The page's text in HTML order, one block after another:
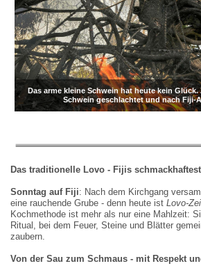
Das arme kleine Schwein hat heute kein
Schwein geschlachtet und nach Fiji-
Das traditionelle Lovo - Fijis
Sonntag auf Fiji: Nach dem Kirchgang
eine rauchende Grube - denn heute ist Lovo-
Kochmethode ist mehr als nur eine Mahlzeit:
Ritual, bei dem Feuer, Steine und Blätter
zaubern.
Von der Sau zum Schmaus - mit Respekt